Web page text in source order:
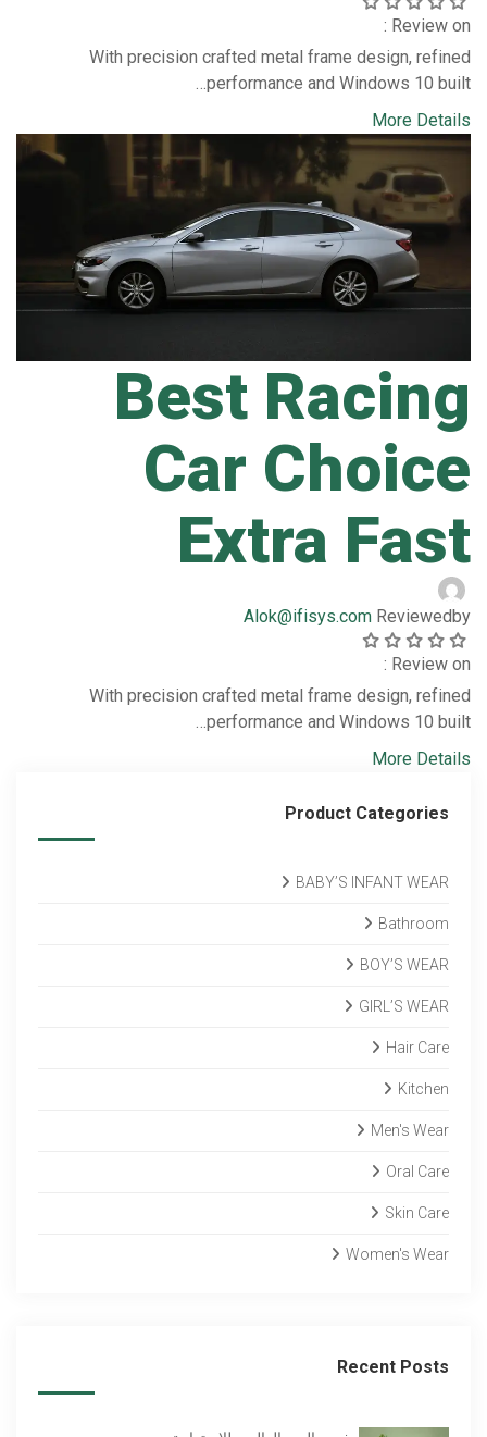
Review on :
With precision crafted metal frame design, refined
performance and Windows 10 built…
More Details
Best Racing
Car Choice
Extra Fast
Reviewedby
Alok@ifisys.com
Review on :
With precision crafted metal frame design, refined
performance and Windows 10 built…
More Details
Product Categories
BABY’S INFANT WEAR
Bathroom
BOY’S WEAR
GIRL’S WEAR
Hair Care
Kitchen
Men's Wear
Oral Care
Skin Care
Women's Wear
Recent Posts